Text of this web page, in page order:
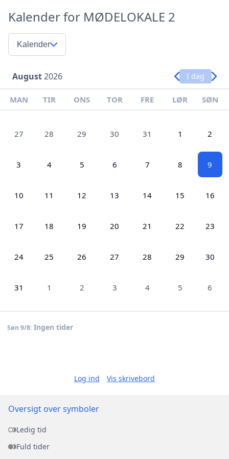
Kalender for MØDELOKALE 2
Kalender
August2026 I dag
MAN TIR ONS TOR FRE LØR SØN
27 28 29 30 31 1 2
3 4 5 6 7 8 9
10 11 12 13 14 15 16
17 18 19 20 21 22 23
24 25 26 27 28 29 30
31 1 2 3 4 5 6
Søn 9/8: Ingen tider
Log ind Vis skrivebord
Oversigt over symboler
Ledig tid
Fuld tider